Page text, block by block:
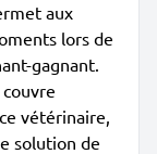
aux
lors de
gagnant.
vétérinaire,
solution de